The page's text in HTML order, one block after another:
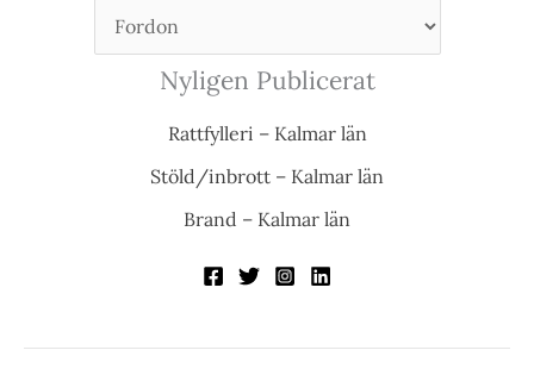
Nyligen Publicerat
Rattfylleri – Kalmar län
Stöld/inbrott – Kalmar län
Brand – Kalmar län